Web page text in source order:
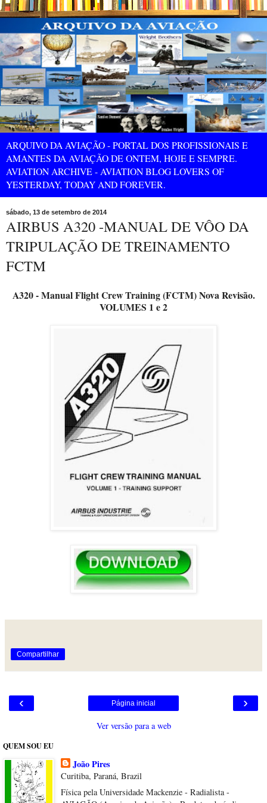
ARQUIVO DA AVIAÇÃO - PORTAL DOS PROFISSIONAIS E
AMANTES DA AVIAÇÃO DE ONTEM, HOJE E SEMPRE.
AVIATION ARCHIVE - AVIATION BLOG LOVERS OF
YESTERDAY, TODAY AND FOREVER.
sábado, 13 de setembro de 2014
AIRBUS A320 -MANUAL DE VÔO DA
TRIPULAÇÃO DE TREINAMENTO
FCTM
A320 - Manual Flight Crew Training (FCTM) Nova Revisão.
VOLUMES 1 e 2
Compartilhar
‹ ›
Página inicial
Ver versão para a web
QUEM SOU EU
João Pires
Curitiba, Paraná, Brazil
Física pela Universidade Mackenzie - Radialista -